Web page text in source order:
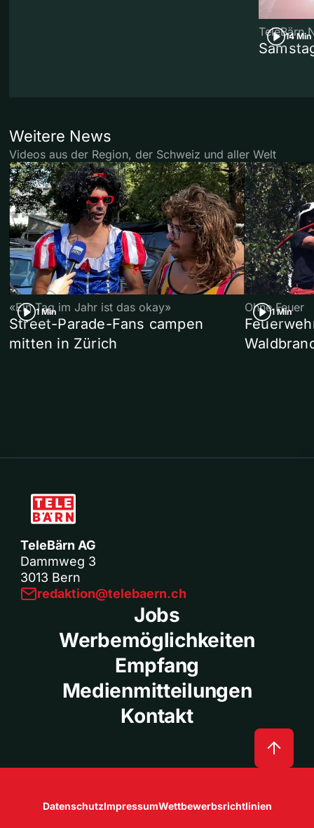
14 Min
TeleBärn
Weitere News
Videos aus der Region, der Schweiz und aller Welt
1 Min
«Ein Tag im Jahr ist das okay»
Street-Parade-Fans campen
mitten in Zürich
1 Min
Ohne Feuer
TeleBärn AG
Dammweg 3
3013 Bern
redaktion@telebaern.ch
Jobs
Werbemöglichkeiten
Empfang
Medienmitteilungen
Kontakt
DatenschutzImpressumWettbewerbsrichtlinien